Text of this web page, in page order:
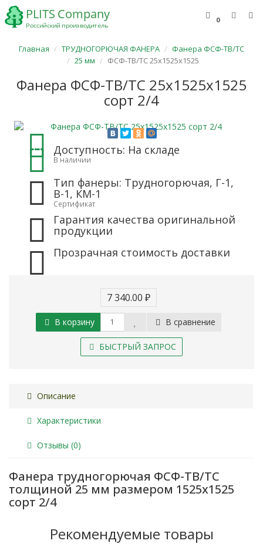
0
Главная ТРУДНОГОРЮЧАЯ ФАНЕРА
Фанера ФСФ-ТВ/ТС
25 мм
ФСФ-ТВ/ТС 25х1525х1525
Фанера ФСФ-ТВ/ТС 25х1525х1525
сорт 2/4
Доступность: На складе
В наличии
Тип фанеры: Трудногорючая, Г-1,
В-1, КМ-1
Сертификат
Гарантия качества оригинальной
продукции
Прозрачная стоимость доставки
7 340.00 ₽
В корзину В сравнение
БЫСТРЫЙ ЗАПРОС
Описание
Характеристики
Отзывы (0)
Фанера трудногорючая ФСФ-ТВ/ТС
толщиной 25 мм размером 1525х1525
сорт 2/4
Рекомендуемые товары